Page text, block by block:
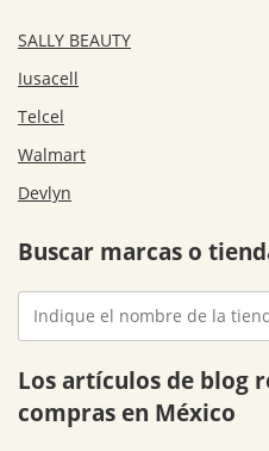
SALLY BEAUTY
Iusacell
Telcel
Walmart
Devlyn
Buscar marcas o
Los artículos de blog
compras en México